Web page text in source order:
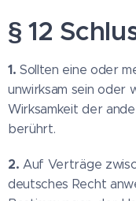
§ 12
1. Sollten eine oder
unwirksam sein oder
Wirksamkeit der
berührt.
2. Auf Verträge
deutsches Recht